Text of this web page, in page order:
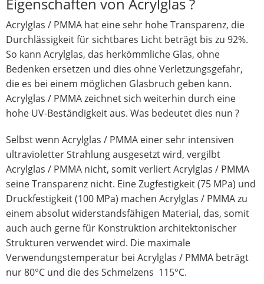
Eigenschaften von Acrylglas ?
Acrylglas / PMMA hat eine sehr hohe Transparenz, die
Durchlässigkeit für sichtbares Licht beträgt bis zu 92%.
So kann Acrylglas, das herkömmliche Glas, ohne
Bedenken ersetzen und dies ohne Verletzungsgefahr,
die es bei einem möglichen Glasbruch geben kann.
Acrylglas / PMMA zeichnet sich weiterhin durch eine
hohe UV-Beständigkeit aus. Was bedeutet dies nun ?
Selbst wenn Acrylglas / PMMA einer sehr intensiven
ultravioletter Strahlung ausgesetzt wird, vergilbt
Acrylglas / PMMA nicht, somit verliert Acrylglas / PMMA
seine Transparenz nicht. Eine Zugfestigkeit (75 MPa) und
Druckfestigkeit (100 MPa) machen Acrylglas / PMMA zu
einem absolut widerstandsfähigen Material, das, somit
auch auch gerne für Konstruktion architektonischer
Strukturen verwendet wird. Die maximale
Verwendungstemperatur bei Acrylglas / PMMA beträgt
nur 80°C und die des Schmelzens 115°C.